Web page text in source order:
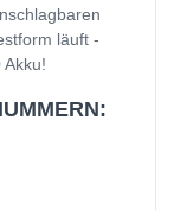
läuft -